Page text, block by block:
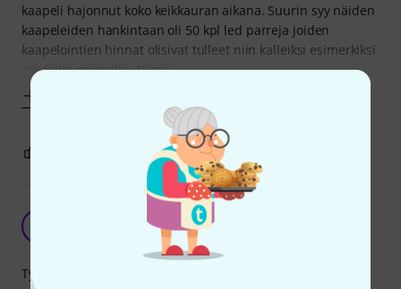
kaapeli hajonnut koko keikkauran aikana. Suurin syy näiden
kaapeleiden hankintaan oli 50 kpl led parreja joiden
kaapelointien hinnat olisivat tulleet niin kalleiksi esimerkiksi
cordialin piuhoilla. Nämä
RAPORTOI ONGELMASTA
Pro snake TPD-3 5 FM
Tuntematon 03.01.2017
Työnjälki